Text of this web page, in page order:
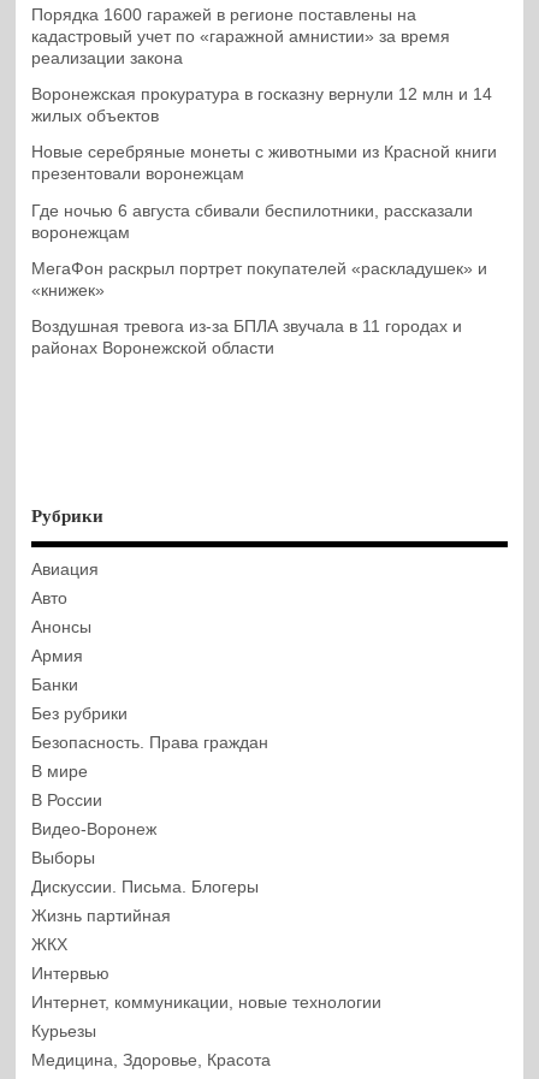
Порядка 1600 гаражей в регионе поставлены на
кадастровый учет по «гаражной амнистии» за время
реализации закона
Воронежская прокуратура в госказну вернули 12 млн и 14
жилых объектов
Новые серебряные монеты с животными из Красной книги
презентовали воронежцам
Где ночью 6 августа сбивали беспилотники, рассказали
воронежцам
МегаФон раскрыл портрет покупателей «раскладушек» и
«книжек»
Воздушная тревога из-за БПЛА звучала в 11 городах и
районах Воронежской области
Рубрики
Авиация
Авто
Анонсы
Армия
Банки
Без рубрики
Безопасность. Права граждан
В мире
В России
Видео-Воронеж
Выборы
Дискуссии. Письма. Блогеры
Жизнь партийная
ЖКХ
Интервью
Интернет, коммуникации, новые технологии
Курьезы
Медицина, Здоровье, Красота